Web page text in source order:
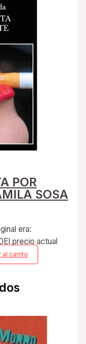
POR
SOSA
era:
El precio actual
al carrito